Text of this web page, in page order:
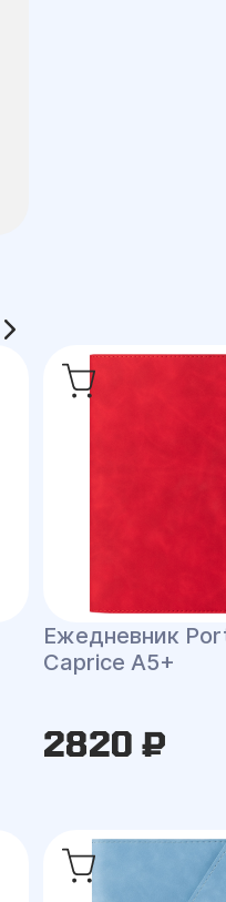
Ежедневник
Caprice A5+
2820 ₽